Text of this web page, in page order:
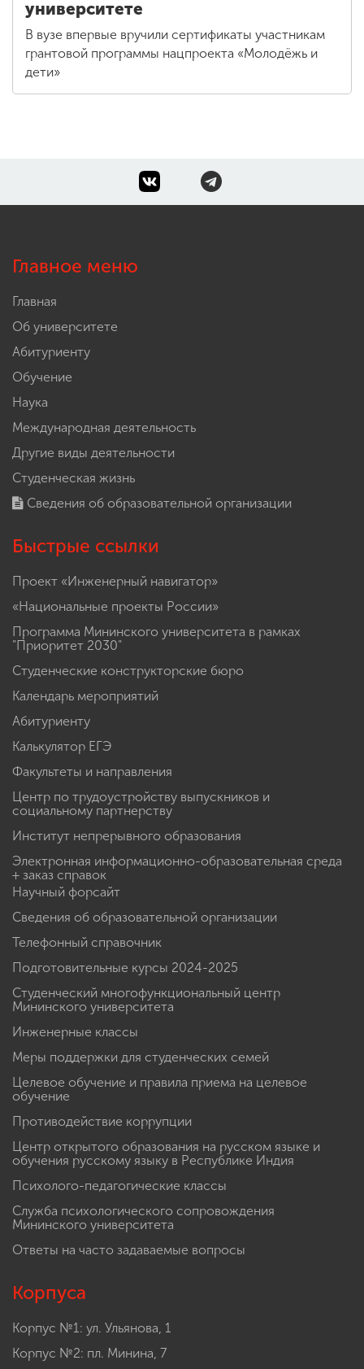
университете
В вузе впервые вручили сертификаты участникам
грантовой программы нацпроекта «Молодёжь и
дети»
Главное меню
Главная
Об университете
Абитуриенту
Обучение
Наука
Международная деятельность
Другие виды деятельности
Студенческая жизнь
Сведения об образовательной организации
Быстрые ссылки
Проект «Инженерный навигатор»
«Национальные проекты России»
Программа Мининского университета в рамках
"Приоритет 2030"
Студенческие конструкторские бюро
Календарь мероприятий
Абитуриенту
Калькулятор ЕГЭ
Факультеты и направления
Центр по трудоустройству выпускников и
социальному партнерству
Институт непрерывного образования
Электронная информационно-образовательная среда
+ заказ справок
Научный форсайт
Сведения об образовательной организации
Телефонный справочник
Подготовительные курсы 2024-2025
Студенческий многофункциональный центр
Мининского университета
Инженерные классы
Меры поддержки для студенческих семей
Целевое обучение и правила приема на целевое
обучение
Противодействие коррупции
Центр открытого образования на русском языке и
обучения русскому языку в Республике Индия
Психолого-педагогические классы
Служба психологического сопровождения
Мининского университета
Ответы на часто задаваемые вопросы
Корпуса
Корпус №1: ул. Ульянова, 1
Корпус №2: пл. Минина, 7